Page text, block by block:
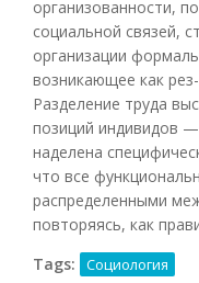
организованности,
социальной связей,
организации
возникающее как
Разделение труда
позиций индивидов
наделена
что все
распределенными
повторяясь, как
Tags:
Социология